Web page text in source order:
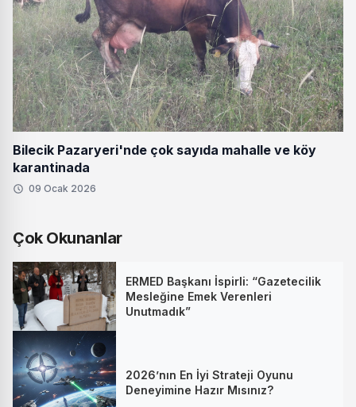
Bilecik Pazaryeri'nde çok sayıda mahalle ve köy
karantinada
09 Ocak 2026
Çok Okunanlar
ERMED Başkanı İspirli: “Gazetecilik
Mesleğine Emek Verenleri
Unutmadık”
2026’nın En İyi Strateji Oyunu
Deneyimine Hazır Mısınız?